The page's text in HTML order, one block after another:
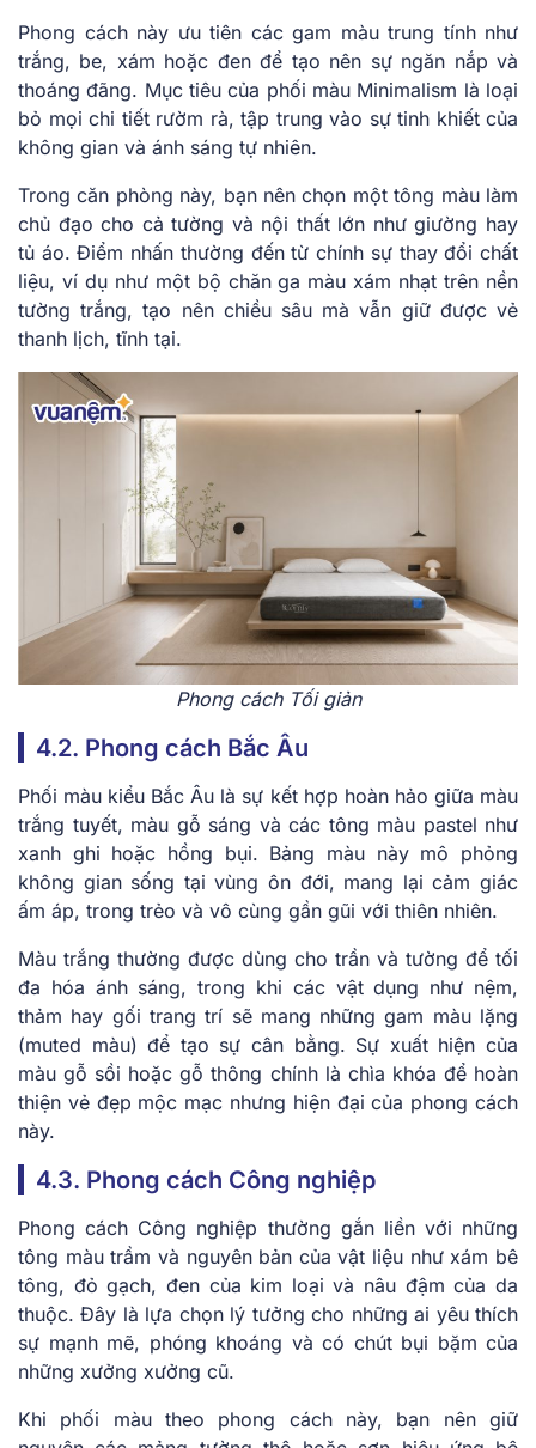
Phong cách này ưu tiên các gam màu trung tính như
trắng, be, xám hoặc đen để tạo nên sự ngăn nắp và
thoáng đãng. Mục tiêu của phối màu Minimalism là loại
bỏ mọi chi tiết rườm rà, tập trung vào sự tinh khiết của
không gian và ánh sáng tự nhiên.
Trong căn phòng này, bạn nên chọn một tông màu làm
chủ đạo cho cả tường và nội thất lớn như giường hay
tủ áo. Điểm nhấn thường đến từ chính sự thay đổi chất
liệu, ví dụ như một bộ chăn ga màu xám nhạt trên nền
tường trắng, tạo nên chiều sâu mà vẫn giữ được vẻ
thanh lịch, tĩnh tại.
Phong cách Tối giản
4.2. Phong cách Bắc Âu
Phối màu kiểu Bắc Âu là sự kết hợp hoàn hảo giữa màu
trắng tuyết, màu gỗ sáng và các tông màu pastel như
xanh ghi hoặc hồng bụi. Bảng màu này mô phỏng
không gian sống tại vùng ôn đới, mang lại cảm giác
ấm áp, trong trẻo và vô cùng gần gũi với thiên nhiên.
Màu trắng thường được dùng cho trần và tường để tối
đa hóa ánh sáng, trong khi các vật dụng như nệm,
thảm hay gối trang trí sẽ mang những gam màu lặng
(muted màu) để tạo sự cân bằng. Sự xuất hiện của
màu gỗ sồi hoặc gỗ thông chính là chìa khóa để hoàn
thiện vẻ đẹp mộc mạc nhưng hiện đại của phong cách
này.
4.3. Phong cách Công nghiệp
Phong cách Công nghiệp thường gắn liền với những
tông màu trầm và nguyên bản của vật liệu như xám bê
tông, đỏ gạch, đen của kim loại và nâu đậm của da
thuộc. Đây là lựa chọn lý tưởng cho những ai yêu thích
sự mạnh mẽ, phóng khoáng và có chút bụi bặm của
những xưởng xưởng cũ.
Khi phối màu theo phong cách này, bạn nên giữ